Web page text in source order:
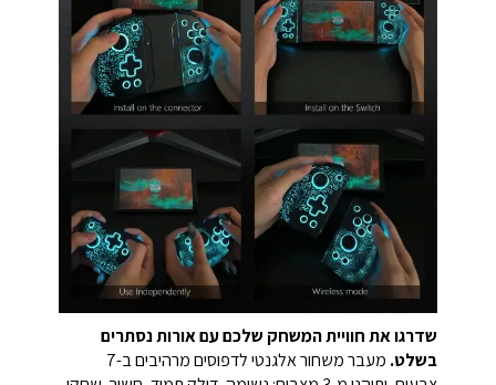
שדרגו את חוויית המשחק שלכם עם אורות נסתרים
בשלט.
מעבר משחור אלגנטי לדפוסים מרהיבים ב-7